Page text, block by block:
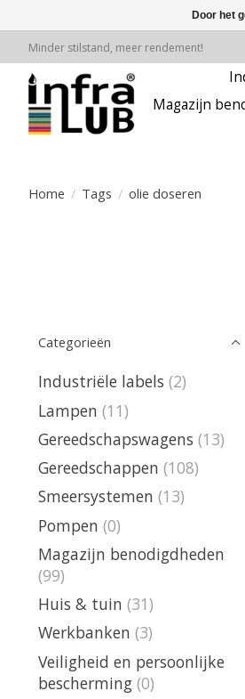
Minder stilstand, meer rendement!
Magazijn
Home / Tags / olie doseren
Categorieën
Industriële labels (2)
Lampen (11)
Gereedschapswagens (13)
Gereedschappen (108)
Smeersystemen (13)
Pompen (0)
Magazijn benodigdheden
(99)
Huis & tuin (31)
Werkbanken (3)
Veiligheid en persoonlijke
bescherming (0)
Door het